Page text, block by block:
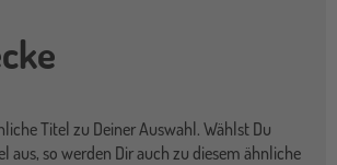
Titel zu Deiner Auswahl. Wählst Du
aus, so werden Dir auch zu diesem ähnliche